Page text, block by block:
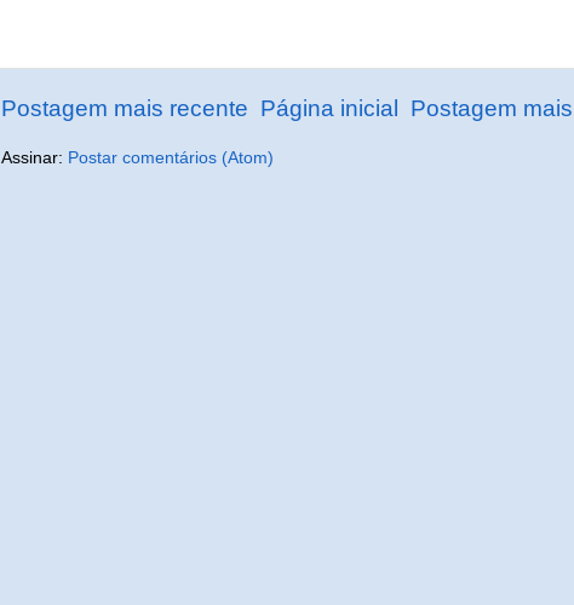
Postagem mais recente Postagem
Página inicial
Assinar: Postar comentários (Atom)